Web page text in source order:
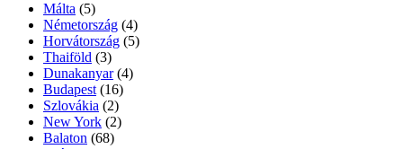
Málta (5)
Németország (4)
Horvátország (5)
Thaiföld (3)
Dunakanyar (4)
Budapest (16)
Szlovákia (2)
New York (2)
Balaton (68)